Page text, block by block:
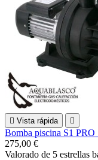
 Vista rápida 
Bomba piscina S1
275,00 €
Valorado de 5 estrellas